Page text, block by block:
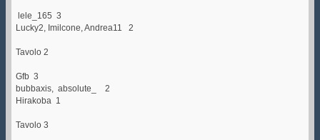
lele_165 3
Lucky2, Imilcone, Andrea11 2
Tavolo 2
Gfb 3
bubbaxis, absolute_ 2
Hirakoba 1
Tavolo 3